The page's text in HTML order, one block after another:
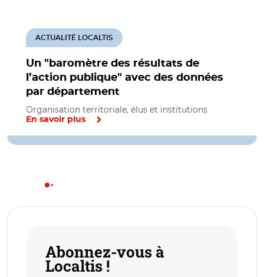
Un "baromètre des résultats de
l’action publique" avec des données
par département
ACTUALITÉ LOCALTIS
Organisation territoriale, élus et institutions
En savoir plus
Abonnez-vous à
Localtis !